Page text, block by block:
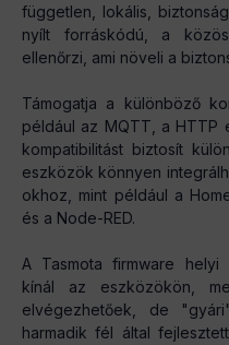
független, lokális,
nyílt forráskódú, a
ellenőrzi, ami növeli a
Támogatja a különböző
például az MQTT, a HTTP
kompatibilitást biztosít
eszközök könnyen
okhoz, mint például a
és a Node-RED.
A Tasmota firmware helyi
kínál az eszközökön,
elvégezhetőek, de
harmadik fél által